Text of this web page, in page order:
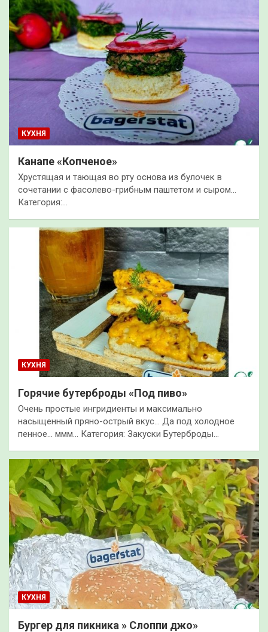
КУХНЯ
Канапе «Копченое»
Хрустящая и тающая во рту основа из булочек в
сочетании с фасолево-грибным паштетом и сыром…
Категория:…
КУХНЯ
Горячие бутерброды «Под пиво»
Очень простые ингридиенты и максимально
насыщенный пряно-острый вкус… Да под холодное
пенное… ммм… Категория: Закуски Бутерброды…
КУХНЯ
Бургер для пикника » Слоппи джо»